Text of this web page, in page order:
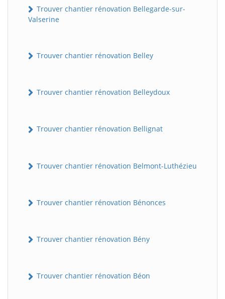
Trouver chantier rénovation Bellegarde-sur-
Valserine
Trouver chantier rénovation Belley
Trouver chantier rénovation Belleydoux
Trouver chantier rénovation Bellignat
Trouver chantier rénovation Belmont-Luthézieu
Trouver chantier rénovation Bénonces
Trouver chantier rénovation Bény
Trouver chantier rénovation Béon